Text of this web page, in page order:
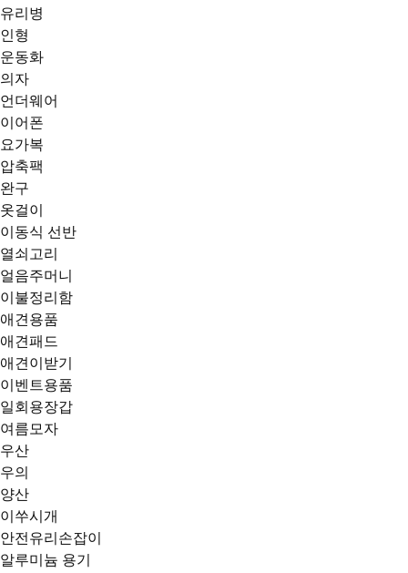
유리병
인형
운동화
의자
언더웨어
이어폰
요가복
압축팩
완구
옷걸이
이동식 선반
열쇠고리
얼음주머니
이불정리함
애견용품
애견패드
애견이받기
이벤트용품
일회용장갑
여름모자
우산
우의
양산
이쑤시개
안전유리손잡이
알루미늄 용기